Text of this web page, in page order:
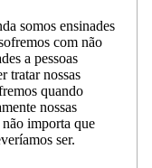
somos ensinades
com não
a pessoas
tratar nossas
quando
nossas
importa que
ser.